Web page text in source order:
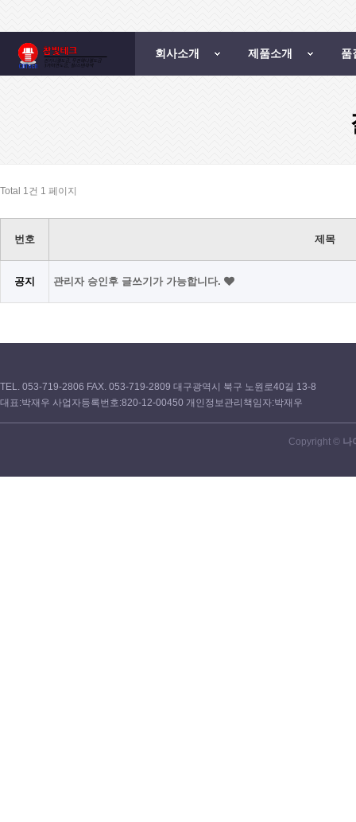
회사소개 제품소개 품
Total 1건 1 페이지
번호 제목
공지 관리자 승인후 글쓰기가 가능합니다.
TEL. 053-719-2806 FAX. 053-719-2809 대구광역시 북구 노원로40길 13-8
대표:박재우 사업자등록번호:820-12-00450 개인정보관리책임자:박재우
Copyright © 나